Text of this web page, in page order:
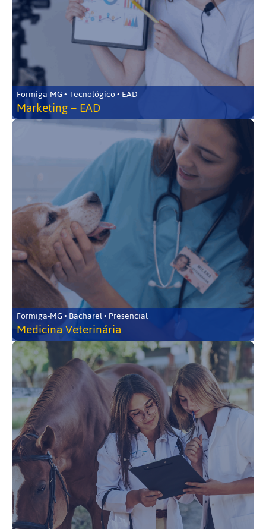
Formiga-MG • Tecnológico • EAD
Marketing – EAD
Formiga-MG • Bacharel • Presencial
Medicina Veterinária